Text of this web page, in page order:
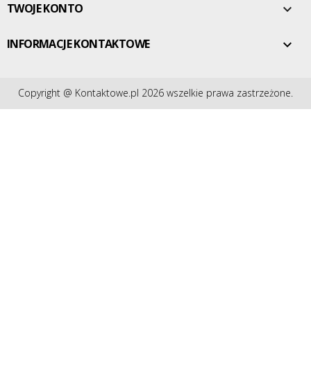
TWOJE KONTO 
INFORMACJE KONTAKTOWE 
Copyright @ Kontaktowe.pl 2026 wszelkie prawa zastrzeżone.